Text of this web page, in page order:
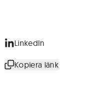
LinkedIn
Kopiera länk